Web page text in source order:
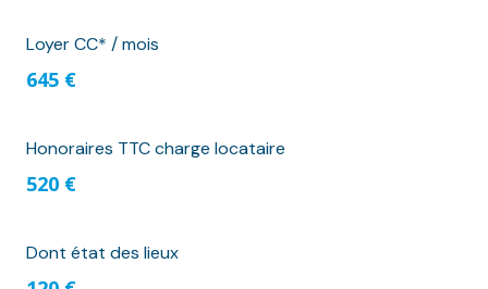
Loyer CC* / mois
645 €
Honoraires TTC charge locataire
520 €
Dont état des lieux